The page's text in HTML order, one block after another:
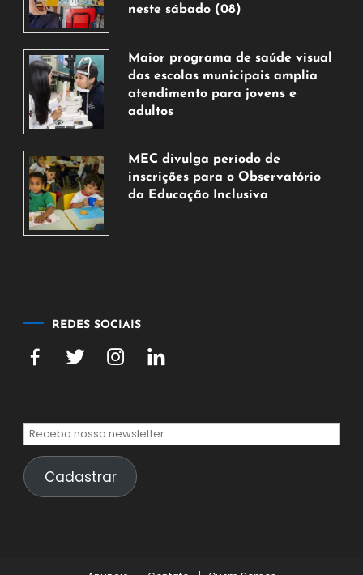
neste sábado (08)
de
agosto
de
2026
Maior programa de saúde visual
das escolas municipais amplia
atendimento para jovens e
adultos
de
agosto
de
MEC divulga período de
inscrições para o Observatório
da Educação Inclusiva
REDES SOCIAIS
Cadastrar